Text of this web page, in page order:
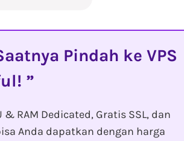
Pindah ke VPS
RAM Dedicated, Gratis SSL, dan
Anda dapatkan dengan harga